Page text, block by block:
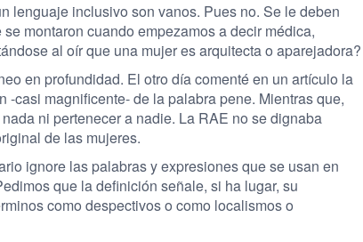
lenguaje inclusivo son vanos. Pues no. Se le deben
montaron cuando empezamos a decir médica,
al oír que una mujer es arquitecta o aparejadora?
en profundidad. El otro día comenté en un artículo la
casi magnificente- de la palabra pene. Mientras que,
ni pertenecer a nadie. La RAE no se dignaba
de las mujeres.
ignore las palabras y expresiones que se usan en
que la definición señale, si ha lugar, su
como despectivos o como localismos o